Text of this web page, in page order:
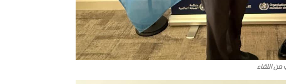
من اللقاء